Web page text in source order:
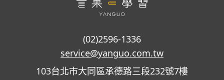
(02)2596-1336
service@yanguo.com.tw
103台北市大同區承德路三段232號7樓